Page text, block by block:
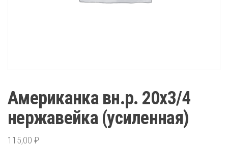
Американка вн.р. 20х3/4
нержавейка (усиленная)
115,00 ₽